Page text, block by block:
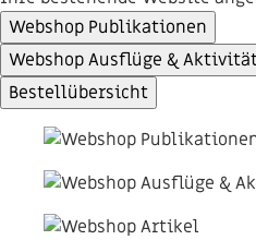
Webshop Publikationen
Webshop Ausflüge &
Bestellübersicht